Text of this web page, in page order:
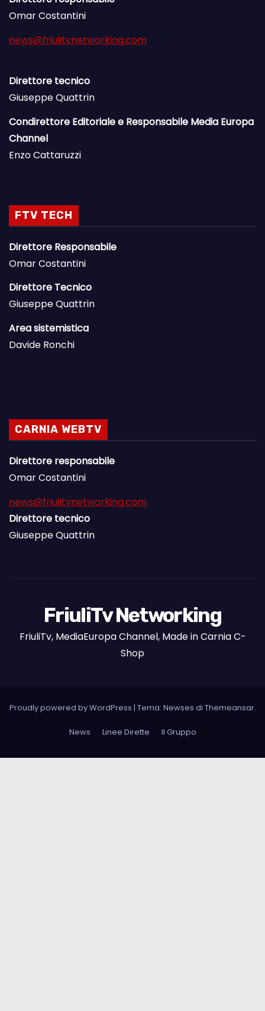
Omar Costantini
news@friulitvnetworking.com
Direttore tecnico
Giuseppe Quattrin
Condirettore Editoriale e Responsabile Media Europa
Channel
Enzo Cattaruzzi
FTV TECH
Direttore Responsabile
Omar Costantini
Direttore Tecnico
Giuseppe Quattrin
Area sistemistica
Davide Ronchi
CARNIA WEBTV
Direttore responsabile
Omar Costantini
news@friulitvnetworking.com
Direttore tecnico
Giuseppe Quattrin
FriuliTv Networking
FriuliTv, MediaEuropa Channel, Made in Carnia C-
Shop
Proudly powered by WordPress | Tema: Newses di Themeansar.
News Linee Dirette Il Gruppo